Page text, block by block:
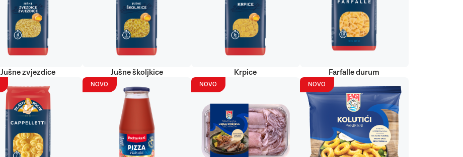
Jušne zvjezdice Jušne školjkice Krpice Farfalle durum
NOVO NOVO NOVO